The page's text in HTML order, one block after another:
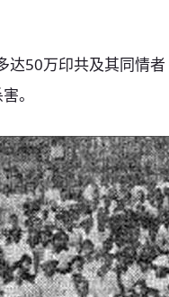
达50万印共及其同情
。